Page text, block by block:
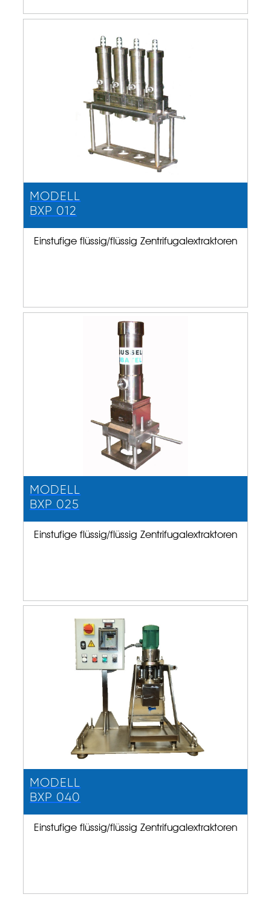
MODELL
BXP 012
Einstufige flüssig/flüssig Zentrifugalextraktoren
MODELL
BXP 025
Einstufige flüssig/flüssig Zentrifugalextraktoren
MODELL
BXP 040
Einstufige flüssig/flüssig Zentrifugalextraktoren